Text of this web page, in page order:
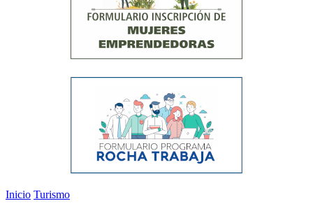
Inicio Turismo